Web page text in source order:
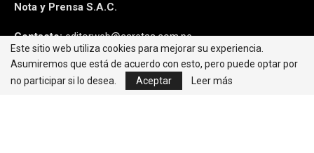
Nota y Prensa S.A.C.
Contacto:editorweb@caretas.com.pe
Síguenos:
Este sitio web utiliza cookies para mejorar su experiencia.
Asumiremos que está de acuerdo con esto, pero puede optar por
no participar si lo desea.
Aceptar Leer más